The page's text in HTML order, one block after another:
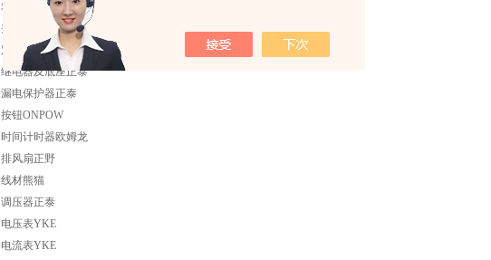
箱体镜面不锈钢,无焊点工艺
夹具同自制
定时器CKC
继电器及底座正泰
漏电保护器正泰
按钮ONPOW
时间计时器欧姆龙
排风扇正野
线材熊猫
调压器正泰
电压表YKE
电流表YKE